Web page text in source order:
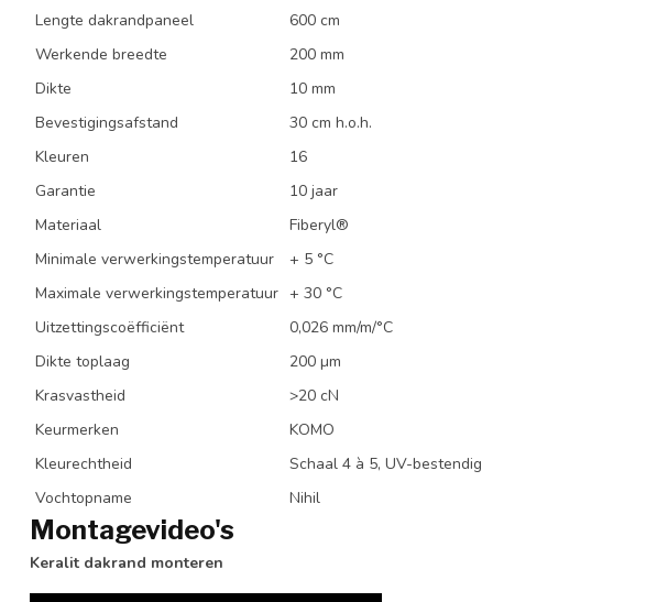
Lengte dakrandpaneel
600 cm
Werkende breedte
200 mm
Dikte
10 mm
Bevestigingsafstand
30 cm h.o.h.
Kleuren
16
Garantie
10 jaar
Materiaal
Fiberyl®
Minimale verwerkingstemperatuur
+ 5 °C
Maximale verwerkingstemperatuur + 30 °C
Uitzettingscoëfficiënt
0,026 mm/m/°C
Dikte toplaag
200 µm
Krasvastheid
>20 cN
Keurmerken
KOMO
Kleurechtheid
Schaal 4 à 5, UV-bestendig
Vochtopname
Nihil
Montagevideo's
Keralit dakrand monteren